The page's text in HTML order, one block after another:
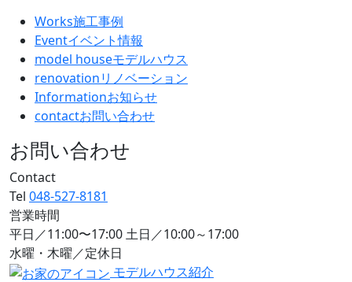
Works施工事例
Eventイベント情報
model houseモデルハウス
renovationリノベーション
Informationお知らせ
contactお問い合わせ
お問い合わせ
Contact
Tel 048-527-8181
営業時間
平日／11:00〜17:00 土日／10:00～17:00
水曜・木曜／定休日
モデルハウス紹介